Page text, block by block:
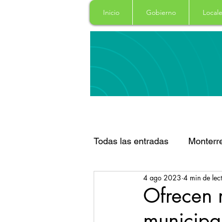
Inicio Gobierno
Todas las entradas
Santa Catarina San
Ofrecen
4 ago 2023 4 min de